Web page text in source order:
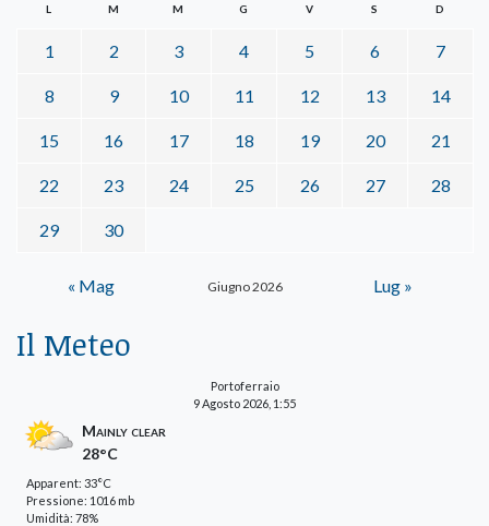
Giugno 2026
L M M G V S D
1 2 3 4 5 6 7
8 9 10 11 12 13 14
15 16 17 18 19 20 21
22 23 24 25 26 27 28
29 30
« Mag Lug »
Il Meteo
Portoferraio
9 Agosto 2026, 1:55
Mainly clear
28°C
Apparent: 33°C
Pressione: 1016 mb
Umidità: 78%